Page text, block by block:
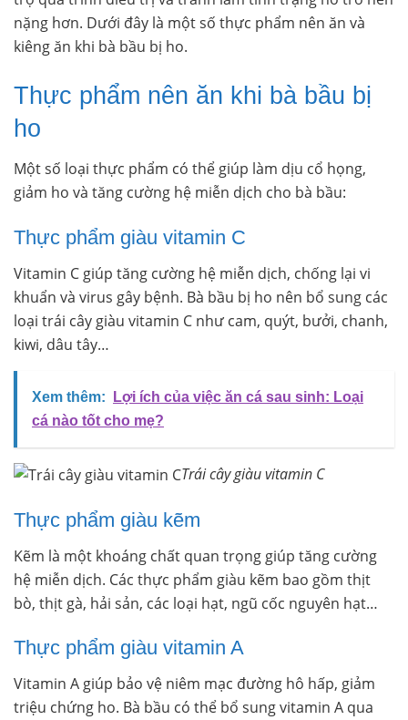
nặng hơn. Dưới đây là một số thực phẩm nên ăn và
kiêng ăn khi bà bầu bị ho.
Thực phẩm nên ăn khi bà bầu bị
ho
Một số loại thực phẩm có thể giúp làm dịu cổ họng,
giảm ho và tăng cường hệ miễn dịch cho bà bầu:
Thực phẩm giàu vitamin C
Vitamin C giúp tăng cường hệ miễn dịch, chống lại vi
khuẩn và virus gây bệnh. Bà bầu bị ho nên bổ sung các
loại trái cây giàu vitamin C như cam, quýt, bưởi, chanh,
kiwi, dâu tây…
Xem thêm:
Lợi ích của việc ăn cá sau sinh: Loại
cá nào tốt cho mẹ?
Trái cây giàu vitamin C
Thực phẩm giàu kẽm
Kẽm là một khoáng chất quan trọng giúp tăng cường
hệ miễn dịch. Các thực phẩm giàu kẽm bao gồm thịt
bò, thịt gà, hải sản, các loại hạt, ngũ cốc nguyên hạt…
Thực phẩm giàu vitamin A
Vitamin A giúp bảo vệ niêm mạc đường hô hấp, giảm
triệu chứng ho. Bà bầu có thể bổ sung vitamin A qua